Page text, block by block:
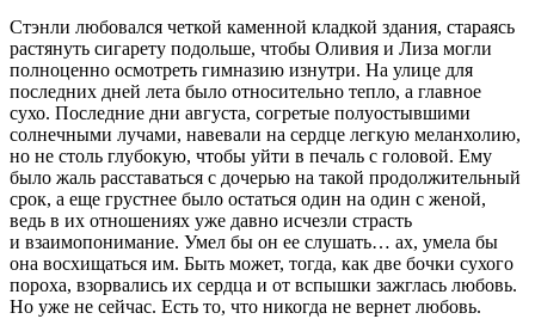
Стэнли любовался четкой каменной кладкой здания, стараясь
растянуть сигарету подольше, чтобы Оливия и Лиза могли
полноценно осмотреть гимназию изнутри. На улице для
последних дней лета было относительно тепло, а главное
сухо. Последние дни августа, согретые полуостыв­шими
солнечными лучами, навевали на сердце легкую меланхолию,
но не столь глубокую, чтобы уйти в печаль с головой. Ему
было жаль расставаться с дочерью на такой продолжительный
срок, а еще грустнее было остаться один на один с женой,
ведь в их отношениях уже давно исчезли страсть
и взаимопонимание. Умел бы он ее слушать… ах, умела бы
она восхищаться им. Быть может, тогда, как две бочки сухого
пороха, взорвались их сердца и от вспышки зажглась любовь.
Но уже не сейчас. Есть то, что никогда не вернет любовь.